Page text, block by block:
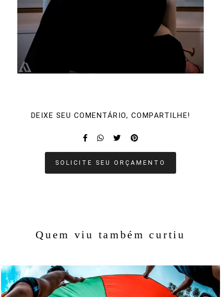
DEIXE SEU COMENTÁRIO, COMPARTILHE!
SOLICITE SEU ORÇAMENTO
Quem viu também curtiu